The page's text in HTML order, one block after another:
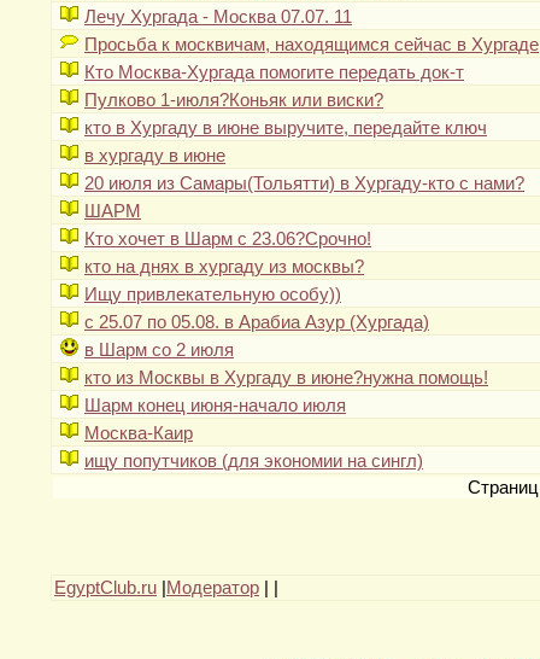
Лечу Хургада - Москва 07.07. 11
Просьба к москвичам, находящимся сейчас в Хургаде
Кто Москва-Хургада помогите передать док-т
Пулково 1-июля?Коньяк или виски?
кто в Хургаду в июне выручите, передайте ключ
в хургаду в июне
20 июля из Самары(Тольятти) в Хургаду-кто с нами?
ШАРМ
Кто хочет в Шарм с 23.06?Срочно!
кто на днях в хургаду из москвы?
Ищу привлекательную особу))
с 25.07 по 05.08. в Арабиа Азур (Хургада)
в Шарм со 2 июля
кто из Москвы в Хургаду в июне?нужна помощь!
Шарм конец июня-начало июля
Москва-Каир
ищу попутчиков (для экономии на сингл)
EgyptClub.ru Модератор